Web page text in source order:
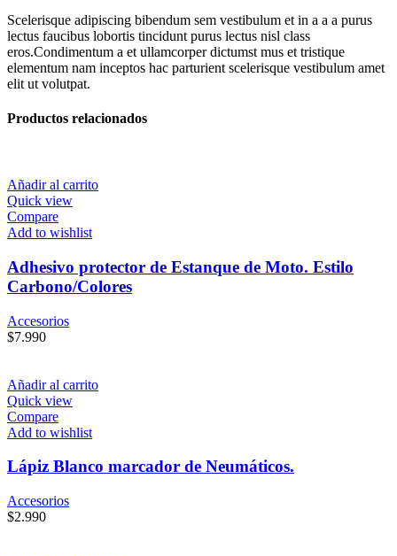
Scelerisque adipiscing bibendum sem vestibulum et in a a a purus
lectus faucibus lobortis tincidunt purus lectus nisl class
eros.Condimentum a et ullamcorper dictumst mus et tristique
elementum nam inceptos hac parturient scelerisque vestibulum amet
elit ut volutpat.
Productos relacionados
Añadir al carrito
Quick view
Compare
Add to wishlist
Adhesivo protector de Estanque de Moto. Estilo
Carbono/Colores
Accesorios
$7.990
Añadir al carrito
Quick view
Compare
Add to wishlist
Lápiz Blanco marcador de Neumáticos.
Accesorios
$2.990